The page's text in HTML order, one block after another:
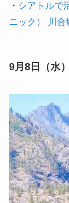
・ シアトルで
ニック） 川合
9月8日（水）